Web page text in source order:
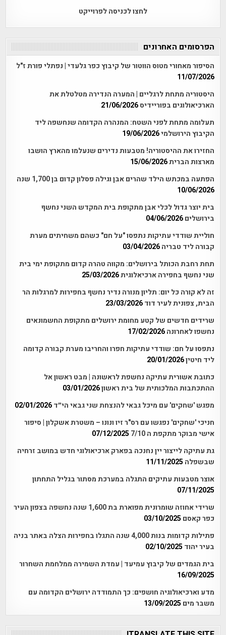
לחצו לכניסה לפרוייקט
הפרסומים האחרונים
הסיפור מאחורי מטוס הווטור של קיבוץ כפר גלעדי | נפתלי פורת ז"ל
11/07/2026
היסטוריה מתחת לרגליים | המערה הנדירה מטלטלת את
הארכיאולוגים בפוריידיס21/06/2026
תעלומה מתחת לפני השטח: המנהרה הקדומה שנחשפה ליד
הקיבוץ הירושלמי19/06/2026
החזירו את ההיסטוריה! מטבעות נדירים שנעלמו מהארץ הושבו
מארצות הברית15/06/2026
הפתעה במכתש הילד שהרים אבן וגילה פסלון קדום בן 1,700 שנה
10/06/2026
בית יוצר גדול לכלי אבן מתקופת בית המקדש השני נחשף
בירושלים 04/06/2026
חוליית שודדי עתיקות נתפסו "על חם" כשהם משחיתים מערת
קבורה ליד טבריה 03/04/2026
תחת רחבת הכותל בירושלים: מקווה טהרה קדום מתקופת ימי בית
שני נחשף בחפירה ארכיאלוגית25/03/2026
זה לא קורה כל יום: תליון מנורה נדיר נחשף בחפירות למרגלות הר
הבית, צפונית לעיר דוד 23/03/2026
שרידים חדשים של קטע מחומת ירושלים מתקופת החשמונאים
נחשפו לאחרונה 17/02/2026
נתפסו על חם: שודדי עתיקות חפרו והחריבו מערת קבורה קדומה
ליד חיטין20/01/2026
כתובת אשורית עתיקה נחשפת לראשונה | מבט ראשון אל
ההתכתבות המלכותית של בית ראשון03/01/2026
מפגש 'שחקים' עם מיכל גבאי להנצחת שני גבאי הי״ד 02/01/2026
חניכי 'שחקים' נפגשו עם רס"ר זיו ונונו – משטרת אשקלון | סיפור
אישי מבוקר מתקפת ה 7/10
07/12/2025
גת עתיקה לייצור יין נחנכה בפארק ארכיאולוגי חדש במושב זרחיה
שבשפלה 11/11/2025
אוצר מטבעות עתיקים התגלה במערכת מסתור בגליל התחתון
07/11/2025
שרידי אחוזה שומרונית מפוארת בת 1,600 שנה נחשפה בצפון העיר
כפר קאסם 03/10/2025
פתילות קדומות בנות 4,000 שנה התגלו בחפירות הצלה באתר בניה
בעיר יהוד 02/10/2025
בית הגמדים של קיבוץ עמיעד | עמדת השמירה ממלחמת השחרור
16/09/2025
מדע וארכיאולוגיה חושפים: כך התמודדה ירושלים הקדומה עם
משבר מים 13/09/2025